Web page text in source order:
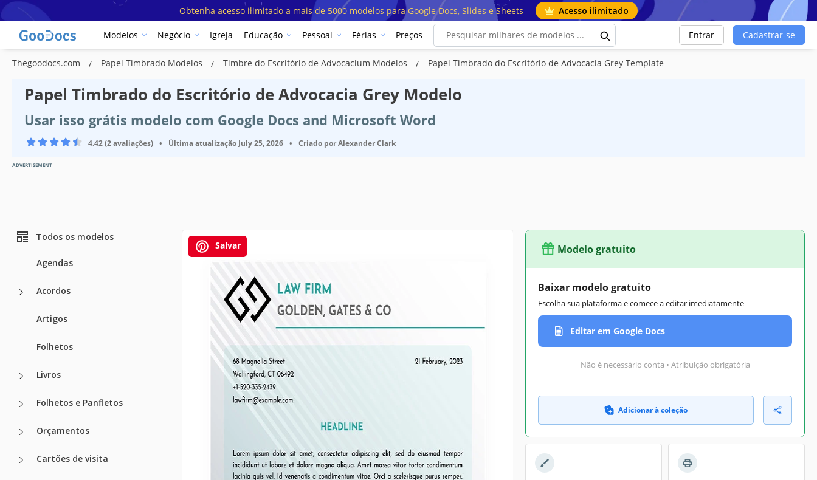
Obtenha acesso ilimitado a mais de 5000 modelos para Google Docs, Slides e Sheets Acesso ilimitado
Modelos Negócio Igreja Educação Pessoal Férias Preços Entrar Cadastrar-se
Thegoodocs.com Papel Timbrado Modelos Timbre do Escritório de Advocacium Modelos Papel Timbrado do Escritório de Advocacia Grey Template
Papel Timbrado do Escritório de Advocacia Grey Modelo
Usar isso grátis modelo com Google Docs and Microsoft Word
4.42 (2 avaliações) • Última atualização July 25, 2026 • Criado porAlexander Clark
ADVERTISEMENT
Todos os modelos
Agendas
Acordos
Artigos
Folhetos
Livros
Folhetos e Panfletos
Orçamentos
Cartões de visita
Salvar Modelo gratuito
Baixar modelo gratuito
Escolha sua plataforma e comece a editar imediatamente
Editar em Google Docs
Não é necessário conta • Atribuição obrigatória
Adicionar à coleção